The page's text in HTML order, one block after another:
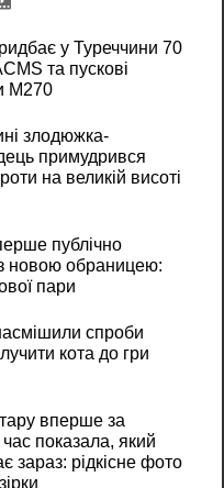
у Туреччини 70
та пускові
M270
злодюжка-
примудрився
на великій висоті
публічно
новою обраницею:
пари
спроби
кота до гри
вперше за
показала, який
зараз: рідкісне фото